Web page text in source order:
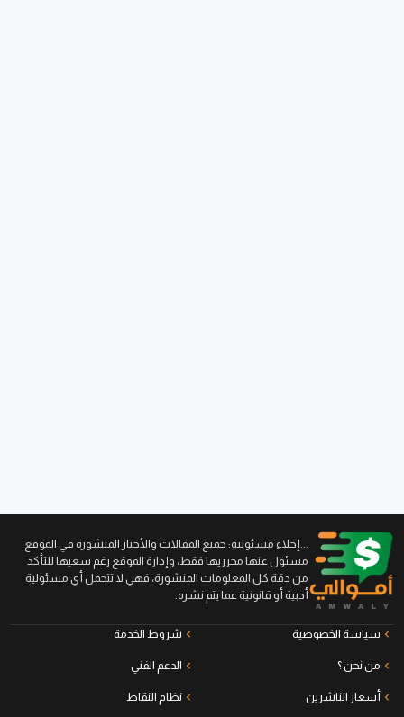
...إخلاء مسئولية: جميع المقالات والأخبار المنشورة في الموقع
مسئول عنها محرريها فقط، وإدارة الموقع رغم سعيها للتأكد
من دقة كل المعلومات المنشورة، فهي لا تتحمل أي مسئولية
أدبية أو قانونية عما يتم نشره.
سياسة الخصوصية شروط الخدمة
من نحن ؟ الدعم الفني
أسعار الناشرين نظام النقاط